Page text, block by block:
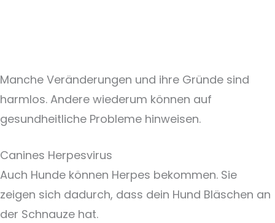
Manche Veränderungen und ihre Gründe sind
harmlos. Andere wiederum können auf
gesundheitliche Probleme hinweisen.
Canines Herpesvirus
Auch Hunde können Herpes bekommen. Sie
zeigen sich dadurch, dass dein Hund Bläschen an
der Schnauze hat.